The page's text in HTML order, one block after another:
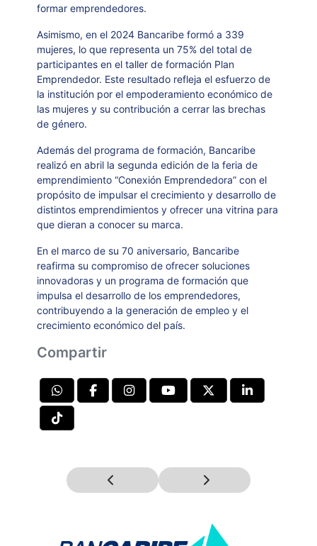
formar emprendedores.
Asimismo, en el 2024 Bancaribe formó a 339
mujeres, lo que representa un 75% del total de
participantes en el taller de formación Plan
Emprendedor. Este resultado refleja el esfuerzo de
la institución por el empoderamiento económico de
las mujeres y su contribución a cerrar las brechas
de género.
Además del programa de formación, Bancaribe
realizó en abril la segunda edición de la feria de
emprendimiento “Conexión Emprendedora” con el
propósito de impulsar el crecimiento y desarrollo de
distintos emprendimientos y ofrecer una vitrina para
que dieran a conocer su marca.
En el marco de su 70 aniversario, Bancaribe
reafirma su compromiso de ofrecer soluciones
innovadoras y un programa de formación que
impulsa el desarrollo de los emprendedores,
contribuyendo a la generación de empleo y el
crecimiento económico del país.
Compartir